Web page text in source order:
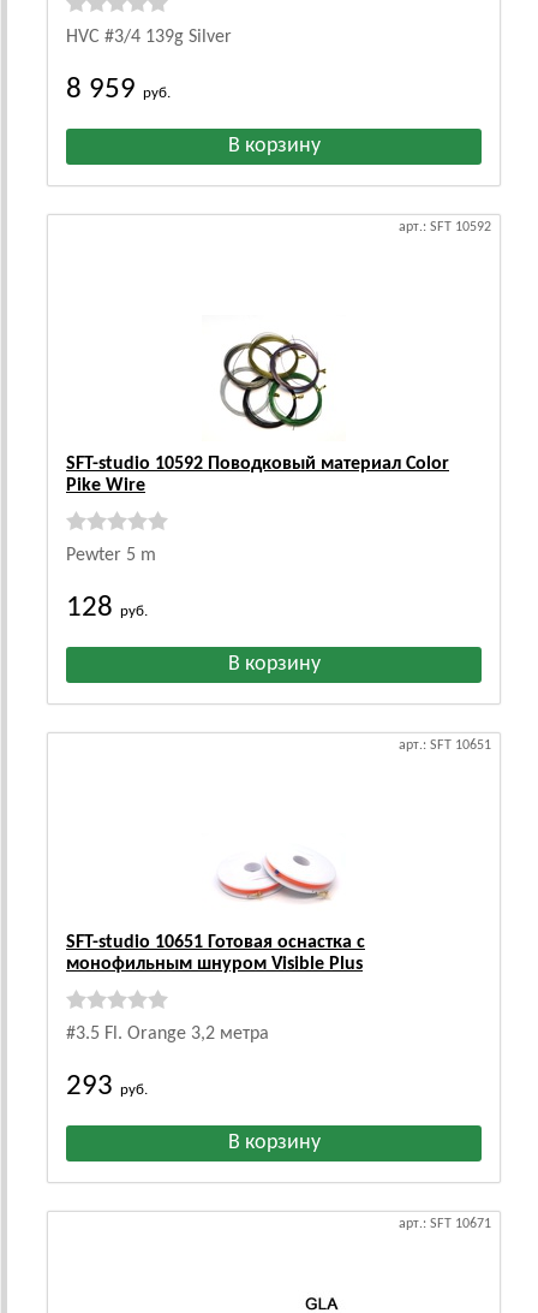
HVC #3/4 139g Silver
8 959 руб.
арт.: SFT 10592
SFT-studio 10592 Поводковый материал Color
Pike Wire
Pewter 5 m
128 руб.
арт.: SFT 10651
SFT-studio 10651 Готовая оснастка с
монофильным шнуром Visible Plus
#3.5 Fl. Orange 3,2 метра
293 руб.
арт.: SFT 10671